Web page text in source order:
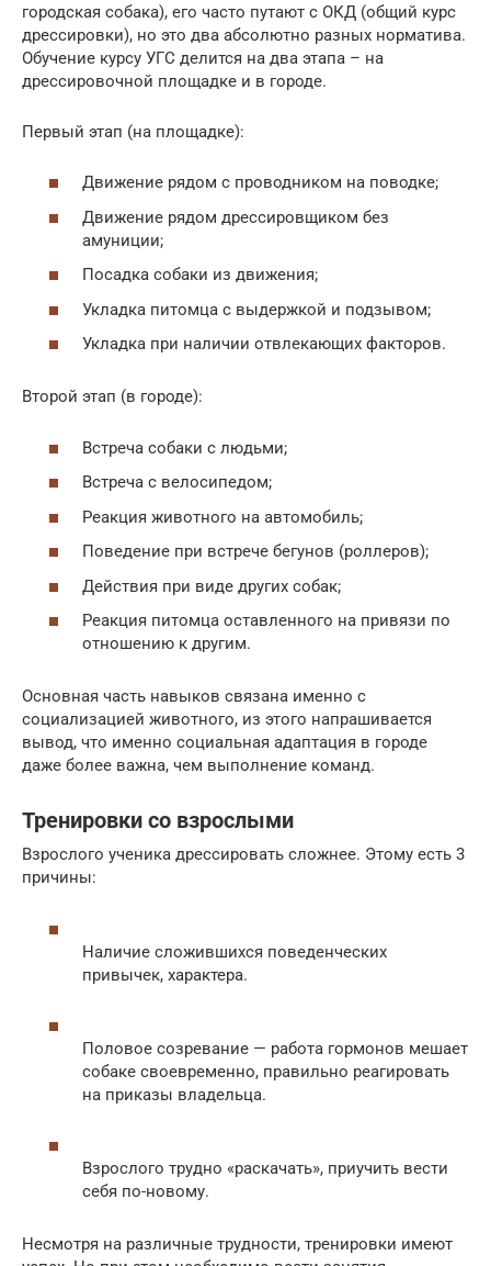
городская собака), его часто путают с ОКД (общий курс
дрессировки), но это два абсолютно разных норматива.
Обучение курсу УГС делится на два этапа – на
дрессировочной площадке и в городе.
Первый этап (на площадке):
Движение рядом с проводником на поводке;
Движение рядом дрессировщиком без
амуниции;
Посадка собаки из движения;
Укладка питомца с выдержкой и подзывом;
Укладка при наличии отвлекающих факторов.
Второй этап (в городе):
Встреча собаки с людьми;
Встреча с велосипедом;
Реакция животного на автомобиль;
Поведение при встрече бегунов (роллеров);
Действия при виде других собак;
Реакция питомца оставленного на привязи по
отношению к другим.
Основная часть навыков связана именно с
социализацией животного, из этого напрашивается
вывод, что именно социальная адаптация в городе
даже более важна, чем выполнение команд.
Тренировки со взрослыми
Взрослого ученика дрессировать сложнее. Этому есть 3
причины:
Наличие сложившихся поведенческих
привычек, характера.
Половое созревание — работа гормонов мешает
собаке своевременно, правильно реагировать
на приказы владельца.
Взрослого трудно «раскачать», приучить вести
себя по-новому.
Несмотря на различные трудности, тренировки имеют